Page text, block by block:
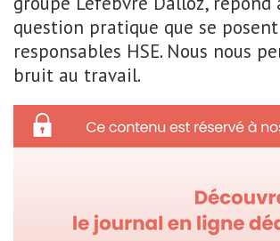
question pratique que se
responsables HSE. Nous nous
bruit au travail.